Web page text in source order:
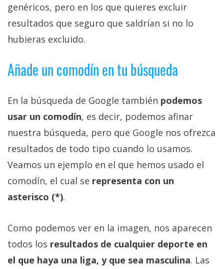
genéricos, pero en los que quieres excluir
resultados que seguro que saldrían si no lo
hubieras excluido.
Añade un comodín en tu búsqueda
En la búsqueda de Google también podemos
usar un comodín, es decir, podemos afinar
nuestra búsqueda, pero que Google nos ofrezca
resultados de todo tipo cuando lo usamos.
Veamos un ejemplo en el que hemos usado el
comodín, el cual se representa con un
asterisco (*).
Como podemos ver en la imagen, nos aparecen
todos los resultados de cualquier deporte en
el que haya una liga, y que sea masculina. Las